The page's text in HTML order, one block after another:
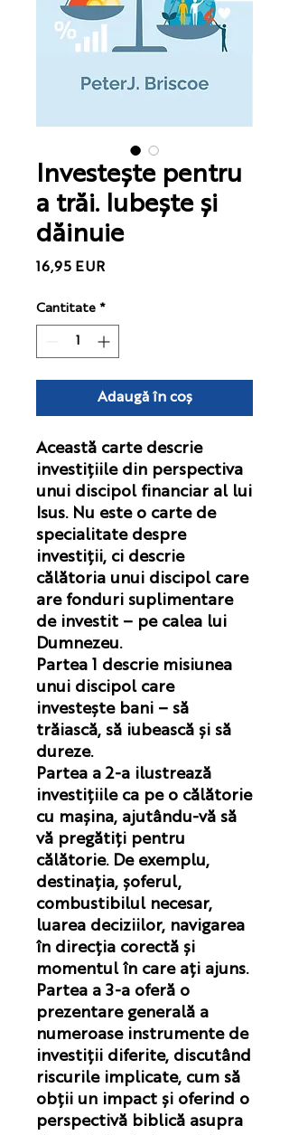
Investește pentru
a trăi. Iubește și
dăinuie
16,95 EURPreț
Cantitate *
Adaugă în coș
Această carte descrie
investițiile din perspectiva
unui discipol financiar al lui
Isus. Nu este o carte de
specialitate despre
investiții, ci descrie
călătoria unui discipol care
are fonduri suplimentare
de investit – pe calea lui
Dumnezeu.
Partea 1 descrie misiunea
unui discipol care
investește bani – să
trăiască, să iubească și să
dureze.
Partea a 2-a ilustrează
investițiile ca pe o călătorie
cu mașina, ajutându-vă să
vă pregătiți pentru
călătorie. De exemplu,
destinația, șoferul,
combustibilul necesar,
luarea deciziilor, navigarea
în direcția corectă și
momentul în care ați ajuns.
Partea a 3-a oferă o
prezentare generală a
numeroase instrumente de
investiții diferite, discutând
riscurile implicate, cum să
obții un impact și oferind o
perspectivă biblică asupra